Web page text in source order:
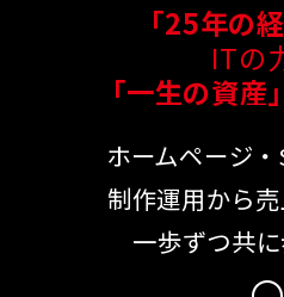
「25年の経
ITの
「一生の資産」
ホームページ
制作運用から売
一歩ずつ共に